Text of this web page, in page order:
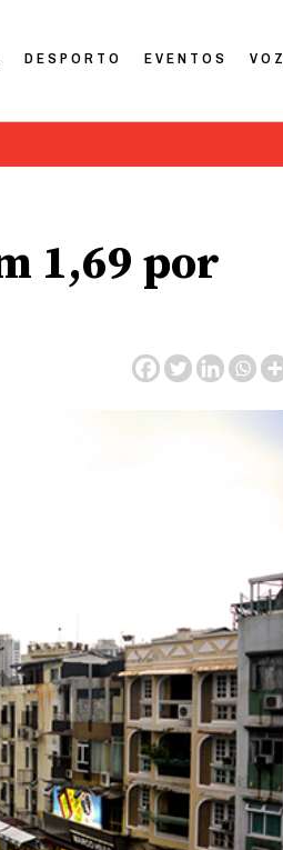
DESPORTO EVENTOS
1,69 por